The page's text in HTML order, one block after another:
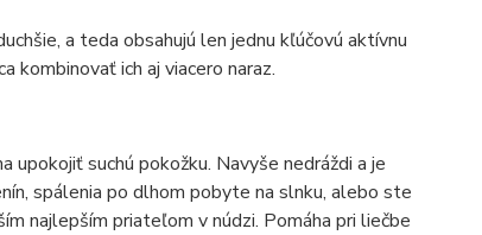
a teda obsahujú len jednu kľúčovú aktívnu
kombinovať ich aj viacero naraz.
upokojiť suchú pokožku. Navyše nedráždi a je
spálenia po dlhom pobyte na slnku, alebo ste
najlepším priateľom v núdzi. Pomáha pri liečbe